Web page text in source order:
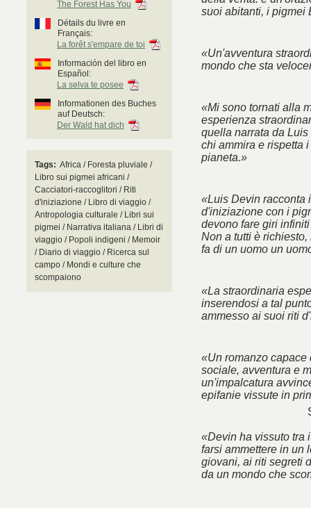
The Forest Has You
Détails du livre en
Français:
La forêt s'empare de toi
Información del libro en
Español:
La selva te posee
Informationen des Buches
auf Deutsch:
Der Wald hat dich
Tags: Africa / Foresta pluviale /
Libro sui pigmei africani /
Cacciatori-raccoglitori / Riti
d'iniziazione / Libro di viaggio /
Antropologia culturale / Libri sui
pigmei / Narrativa italiana / Libri di
viaggio / Popoli indigeni / Memoir
/ Diario di viaggio / Ricerca sul
campo / Mondi e culture che
scompaiono
suoi abitanti, i pigmei
«Un'avventura
mondo che sta
«Mi sono tornati alla
esperienza
quella narrata da
chi ammira e rispetta
pianeta.»
«Luis Devin racconta
d'iniziazione con i
devono fare giri
Non a tutti è
fa di un uomo un
«La straordinaria
inserendosi a tal
ammesso ai suoi riti
«Un romanzo capace
sociale, avventura e
un'impalcatura
epifanie vissute in
«Devin ha vissuto tra
farsi ammettere in un
giovani, ai riti segreti
da un mondo che